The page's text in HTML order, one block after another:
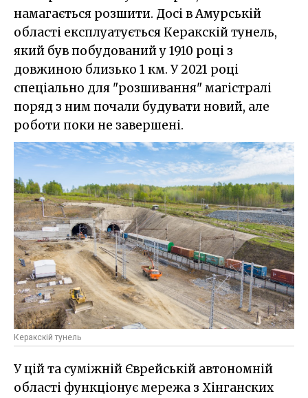
намагається розшити. Досі в Амурській
області експлуатується Керакскій тунель,
який був побудований у 1910 році з
довжиною близько 1 км. У 2021 році
спеціально для "розшивання" магістралі
поряд з ним почали будувати новий, але
роботи поки не завершені.
Керакскій тунель
У цій та суміжній Єврейській автономній
області функціонує мережа з Хінганских